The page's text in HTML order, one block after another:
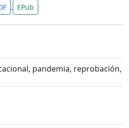
EPub
pandemia, reprobación,